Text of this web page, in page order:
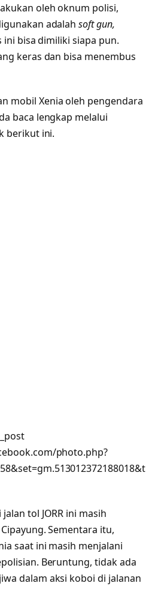
oleh oknum polisi,
adalahsoft gun,
bisa dimiliki siapa pun.
keras dan bisa menembus
mobil Xenia oleh pengendara
baca lengkap melalui
berikut ini.
photo.php?
tol JORR ini masih
Sementara itu,
saat ini masih menjalani
Beruntung, tidak ada
dalam aksi koboi di jalanan